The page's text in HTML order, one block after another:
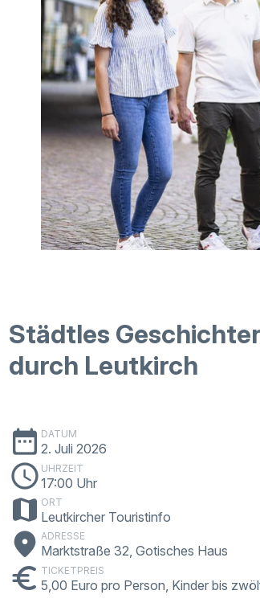
Städtles
durch Leutkirch
date_range DATUM
2. Juli 2026
schedule UHRZEIT
17:00 Uhr
map ORT
Leutkircher Touristinfo
place ADRESSE
Marktstraße 32, Gotisches Haus
euro TICKETPREIS
5,00 Euro pro Person, Kinder bis